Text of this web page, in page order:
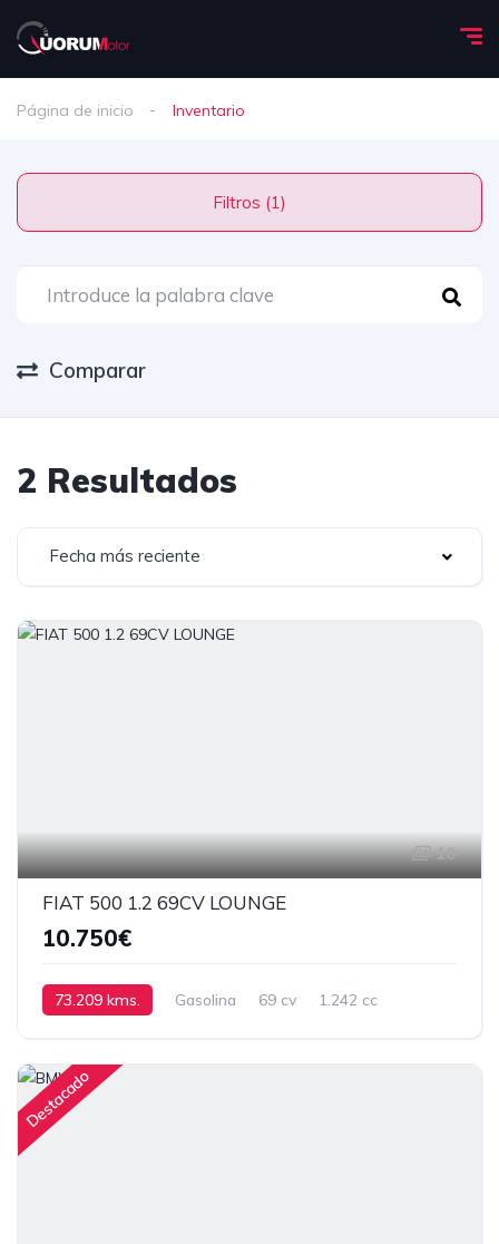
Página de inicio Inventario
Filtros (1)
Comparar
2 Resultados
Fecha más reciente
10
FIAT 500 1.2 69CV LOUNGE
10.750€
73.209 kms. Gasolina 69 cv
1.242 cc
Destacado